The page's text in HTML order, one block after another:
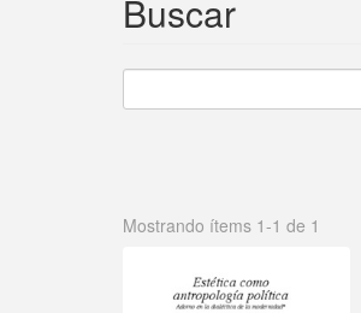
Buscar
Mostrando ítems 1-1 de 1